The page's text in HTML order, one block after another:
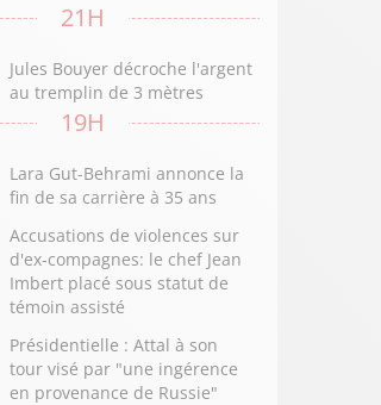
21H
Jules Bouyer décroche l'argent
au tremplin de 3 mètres
19H
Lara Gut-Behrami annonce la
fin de sa carrière à 35 ans
Accusations de violences sur
d'ex-compagnes: le chef Jean
Imbert placé sous statut de
témoin assisté
Présidentielle : Attal à son
tour visé par "une ingérence
en provenance de Russie"